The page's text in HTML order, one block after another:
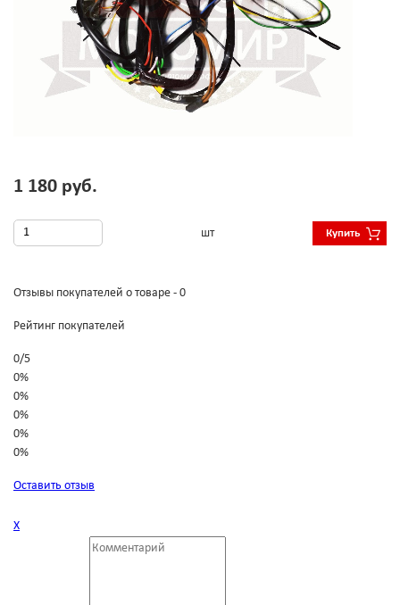
1 180 руб.
шт Купить
Отзывы покупателей о товаре - 0
Рейтинг покупателей
0/5
0%
0%
0%
0%
0%
Оставить отзыв
Х